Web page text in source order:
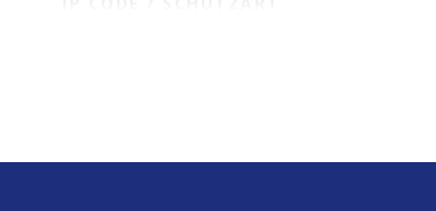
Perfekt für die